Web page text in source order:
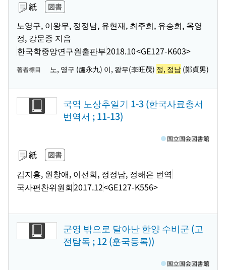
紙 図書
노영구, 이왕무, 정정남, 유현재, 최주희, 유승희, 옥영
정, 강문종 지음
한국학중앙연구원출판부2018.10<GE127-K603>
著者標目 노, 영구 (盧永九) 이, 왕무(李旺茂) 정, 정남 (鄭貞男)
국역 노상추일기 1-3 (한국사료총서
번역서 ; 11-13)
紙 図書
김지홍, 원창애, 이선희, 정정남, 정해은 번역
국사편찬위원회2017.12<GE127-K556>
国立国会図書館
군영 밖으로 달아난 한양 수비군 (고
전탐독 ; 12 (훈국등록))
国立国会図書館